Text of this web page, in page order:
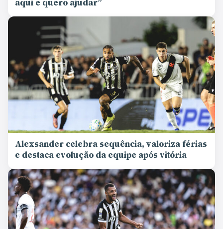
aqui e quero ajudar”
Alexsander celebra sequência, valoriza férias
e destaca evolução da equipe após vitória